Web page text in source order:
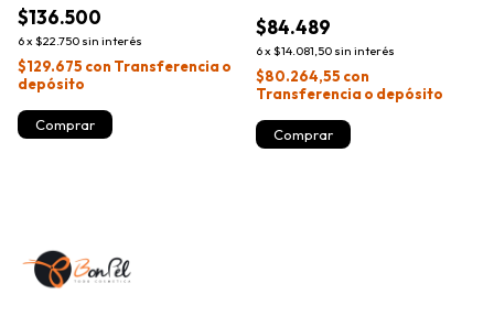
$136.500
6x $22.750 sin interés
$129.675 con Transferencia o
depósito
$84.489
6x $14.081,50 sin interés
$80.264,55 con
Transferencia o depósito